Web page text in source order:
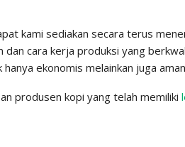
kami sediakan secara terus
dan cara kerja produksi yang
ekonomis melainkan juga
produsen kopi yang telah memiliki